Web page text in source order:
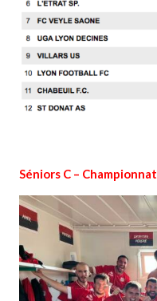
Séniors C – Championnat